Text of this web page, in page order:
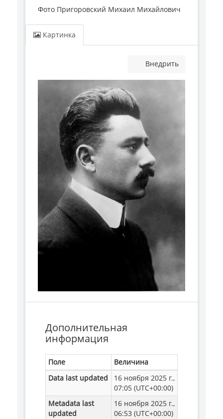
Фото Пригоровский Михаил Михайлович
Картинка
Внедрить
Дополнительная
информация
Поле
Величина
Data last updated
16 ноября 2025 г.,
07:05 (UTC+00:00)
Metadata last
updated
16 ноября 2025 г.,
06:53 (UTC+00:00)